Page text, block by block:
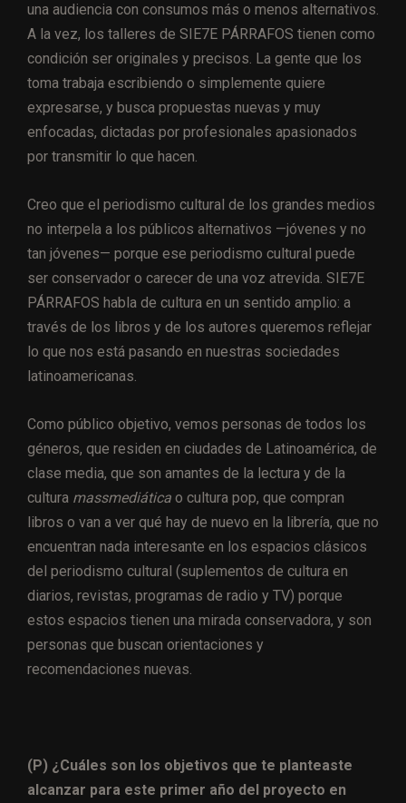
una audiencia con consumos más o menos alternativos.
A la vez, los talleres de SIE7E PÁRRAFOS tienen como
condición ser originales y precisos. La gente que los
toma trabaja escribiendo o simplemente quiere
expresarse, y busca propuestas nuevas y muy
enfocadas, dictadas por profesionales apasionados
por transmitir lo que hacen.
Creo que el periodismo cultural de los grandes medios
no interpela a los públicos alternativos —jóvenes y no
tan jóvenes— porque ese periodismo cultural puede
ser conservador o carecer de una voz atrevida. SIE7E
PÁRRAFOS habla de cultura en un sentido amplio: a
través de los libros y de los autores queremos reflejar
lo que nos está pasando en nuestras sociedades
latinoamericanas.
Como público objetivo, vemos personas de todos los
géneros, que residen en ciudades de Latinoamérica, de
clase media, que son amantes de la lectura y de la
cultura massmediática o cultura pop, que compran
libros o van a ver qué hay de nuevo en la librería, que no
encuentran nada interesante en los espacios clásicos
del periodismo cultural (suplementos de cultura en
diarios, revistas, programas de radio y TV) porque
estos espacios tienen una mirada conservadora, y son
personas que buscan orientaciones y
recomendaciones nuevas.
(P) ¿Cuáles son los objetivos que te planteaste
alcanzar para este primer año del proyecto en